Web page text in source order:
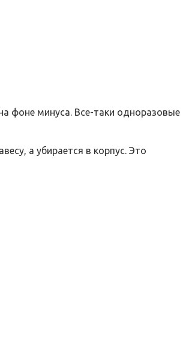
фоне минуса. Все-таки одноразовые
а убирается в корпус. Это